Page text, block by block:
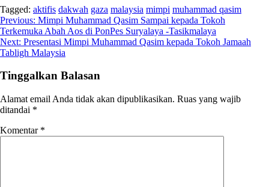
Tagged: aktifis dakwah gaza malaysia mimpi muhammad qasim
Navigasi
pos
Previous: Mimpi Muhammad Qasim Sampai kepada Tokoh
Terkemuka Abah Aos di PonPes Suryalaya -Tasikmalaya
Next: Presentasi Mimpi Muhammad Qasim kepada Tokoh Jamaah
Tabligh Malaysia
Tinggalkan Balasan
Alamat email Anda tidak akan dipublikasikan. Ruas yang wajib
ditandai *
Komentar *